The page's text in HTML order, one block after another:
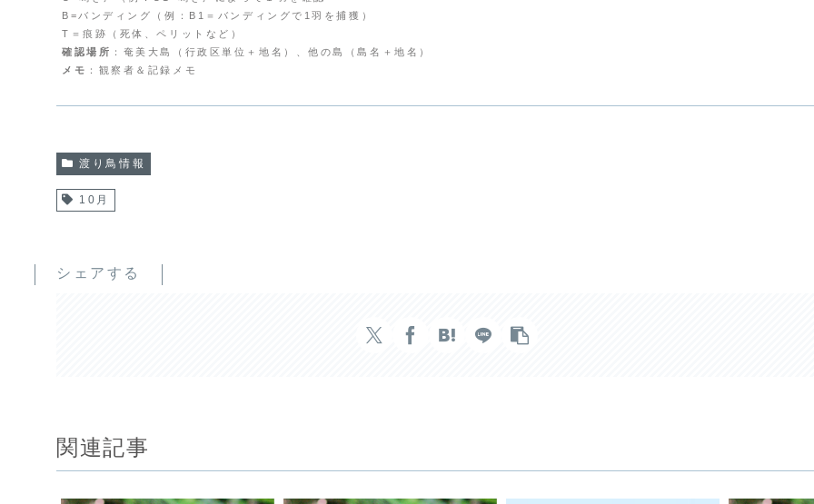
B=バンディング（例：B1＝バンディングで1羽を捕獲）
T＝痕跡（死体、ペリットなど）
確認場所 ：奄美大島（行政区単位＋地名）、他の島（島名＋地名）
メモ ：観察者＆記録メモ
渡り鳥情報
10月
シェアする
関連記事